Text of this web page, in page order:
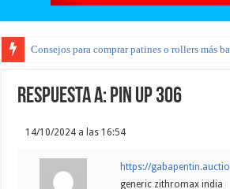
Consejos para comprar patines o rollers más
Respuesta a: pin up 306
14/10/2024 a las 16:54
https://
generic zithromax india